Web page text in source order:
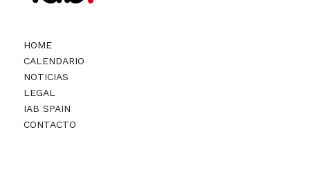
HOME
CALENDARIO
NOTICIAS
LEGAL
IAB SPAIN
CONTACTO